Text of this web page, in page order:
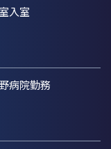
入室
病院勤務